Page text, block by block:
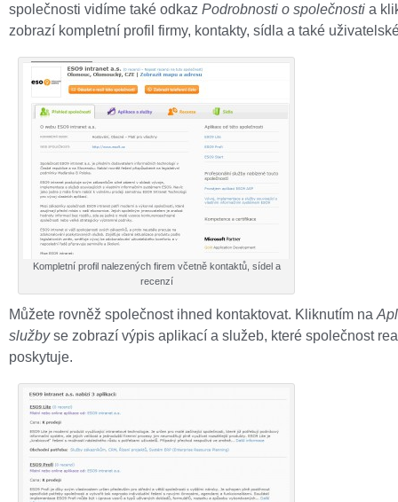
společnosti vidíme také odkaz Podrobnosti o společnosti a
zobrazí kompletní profil firmy, kontakty, sídla a také
Kompletní profil nalezených firem včetně kontaktů, sídel a
recenzí
Můžete rovněž společnost ihned kontaktovat. Kliknutím na
službyse zobrazí výpis aplikací a služeb, které společnost
poskytuje.